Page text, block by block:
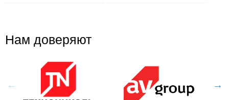
Нам доверяют